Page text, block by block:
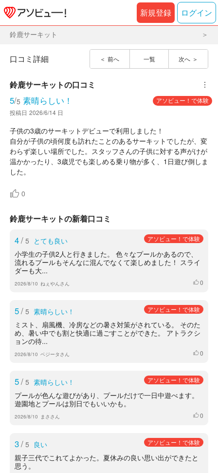
新規登録 ログイン
鈴鹿サーキット
前へ 一覧 次へ
口コミ詳細
鈴鹿サーキットの口コミ ︙
5/5 素晴らしい！
アソビュー！で体験
投稿日 2026/6/14 日
子供の3歳のサーキットデビューで利用しました！
自分が子供の頃何度も訪れたことのあるサーキットでしたが、変
わらず楽しい場所でした。スタッフさんの子供に対する声がけが
温かかったり、3歳児でも楽しめる乗り物が多く、1日遊び倒しま
した。
0
鈴鹿サーキットの新着口コミ
4/ 5 とても良い アソビュー！で体験
小学生の子供2人と行きました。 色々なプールかあるので、
流れるプールもそんなに混んでなくて楽しめました！ スライ
ダーも大...
2026/8/10 ねぇやんさん いいね
0
5/ 5 素晴らしい！ アソビュー！で体験
ミスト、扇風機、冷房などの暑さ対策がされている。 そのた
め、暑い中でも割と快適に過ごすことができた。 アトラクシ
ョンの待...
2026/8/10 ベジータさん いいね
0
5/ 5 素晴らしい！ アソビュー！で体験
プールが色んな遊びがあり、プールだけで一日中遊べます。
遊園地とプールは別日でもいいかも。
2026/8/10 まささん いいね
0
3/ 5 良い アソビュー！で体験
親子三代でこれてよかった。夏休みの良い思い出ができたと
思う。